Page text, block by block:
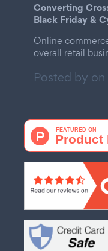
Converting
Black Friday &
Online
overall retail
Posted by on